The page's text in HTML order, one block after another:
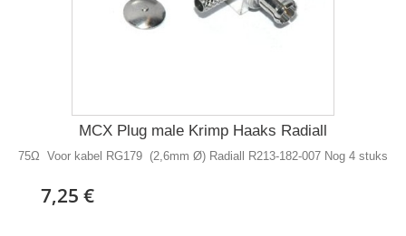
MCX Plug male Krimp Haaks Radiall
75Ω Voor kabel RG179 (2,6mm Ø) Radiall R213-182-007 Nog 4 stuks
7,25 €